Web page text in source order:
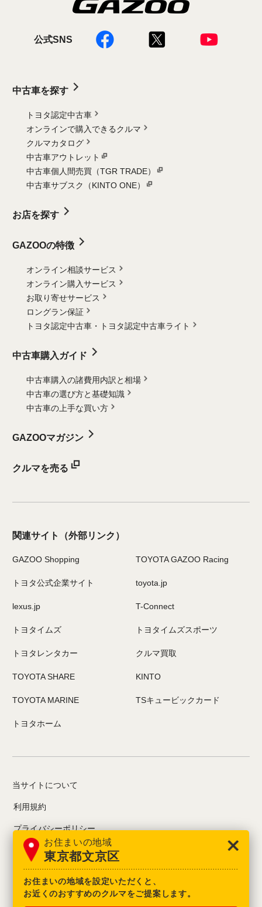
お住まいの地域
東京都文京区
お住まいの地域を設定いただくと、
お近くのおすすめのクルマをご提案します。
公式SNS
中古車を探す
トヨタ認定中古車
オンラインで購入できるクルマ
クルマカタログ
中古車アウトレット
中古車個人間売買（TGR TRADE）
中古車サブスク（KINTO ONE）
お店を探す
GAZOOの特徴
オンライン相談サービス
オンライン購入サービス
お取り寄せサービス
ロングラン保証
トヨタ認定中古車・
トヨタ認定中古車ライト
中古車購入ガイド
中古車購入の諸費用内訳と相場
中古車の選び方と基礎知識
中古車の上手な買い方
GAZOOマガジン
クルマを売る
関連サイト （外部リンク）
GAZOO Shopping TOYOTA GAZOO Racing
トヨタ公式企業サイト toyota.jp
lexus.jp T-Connect
トヨタイムズ トヨタイムズスポーツ
トヨタレンタカー クルマ買取
TOYOTA SHARE KINTO
TOYOTA MARINE TSキュービックカード
トヨタホーム
当サイトについて
利用規約
プライバシーポリシー
お問い合わせ
情報募集について